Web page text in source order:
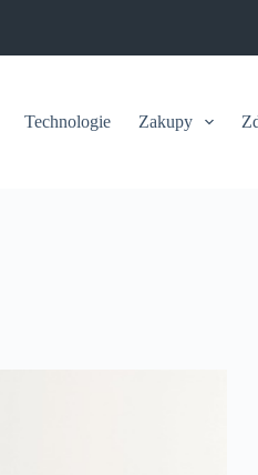
Technologie Zakupy